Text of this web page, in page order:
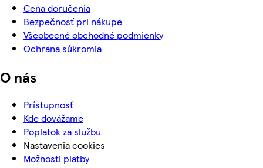
Cena doručenia
Bezpečnosť pri nákupe
Všeobecné obchodné podmienky
Ochrana súkromia
O nás
Prístupnosť
Kde dovážame
Poplatok za službu
Nastavenia cookies
Možnosti platby